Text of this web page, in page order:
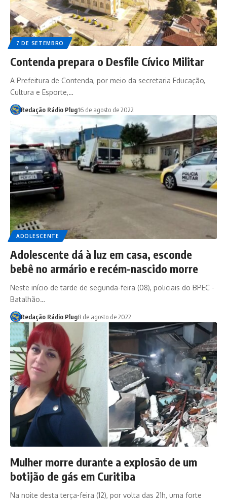
7 DE SETEMBRO
Contenda prepara o Desfile Cívico Militar
A Prefeitura de Contenda, por meio da secretaria Educação,
Cultura e Esporte,…
Redação Rádio Plug16 de agosto de 2022
ADOLESCENTE
Adolescente dá à luz em casa, esconde
bebê no armário e recém-nascido morre
Neste início de tarde de segunda-feira (08), policiais do BPEC -
Batalhão…
Redação Rádio Plug8 de agosto de 2022
Mulher morre durante a explosão de um
botijão de gás em Curitiba
Na noite desta terça-feira (12), por volta das 21h, uma forte